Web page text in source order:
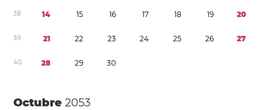
38 14 15 16 17 18 19 20
39 21 22 23 24 25 26 27
40 28 29 30
Octubre2053